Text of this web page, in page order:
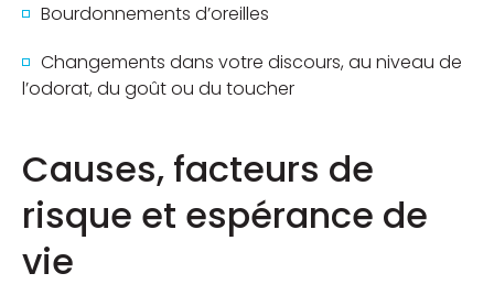
Bourdonnements d’oreilles
Changements dans votre discours, au niveau de
l’odorat, du goût ou du toucher
Causes, facteurs de
risque et espérance de
vie